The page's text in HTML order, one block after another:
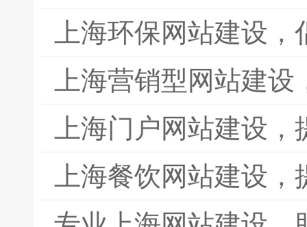
上海环保网站建设
上海营销型网站建
上海门户网站建设
上海餐饮网站建设